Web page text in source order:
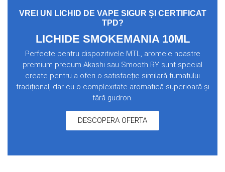
VREI UN LICHID DE VAPE SIGUR ȘI CERTIFICAT
TPD?
LICHIDE SMOKEMANIA 10ML
Perfecte pentru dispozitivele MTL, aromele noastre
premium precum Akashi sau Smooth RY sunt special
create pentru a oferi o satisfacție similară fumatului
tradițional, dar cu o complexitate aromatică superioară și
fără gudron.
DESCOPERA OFERTA